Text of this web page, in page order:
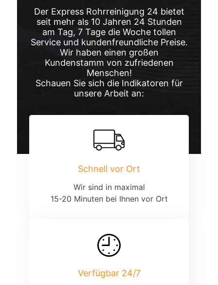
Der Express Rohrreinigung 24 bietet
seit mehr als 10 Jahren 24 Stunden
am Tag, 7 Tage die Woche tollen
Service und kundenfreundliche Preise.
Wir haben einen großen
Kundenstamm von zufriedenen
Menschen!
Schauen Sie sich die Indikatoren für
unsere Arbeit an:
Schnell vor Ort
Wir sind in maximal
15-20 Minuten bei Ihnen vor Ort
Verfügbar 24/7